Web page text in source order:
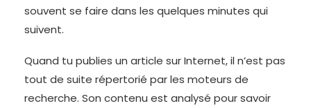
souvent se faire dans les quelques minutes qui
suivent.
Quand tu publies un article sur Internet, il n’est pas
tout de suite répertorié par les moteurs de
recherche. Son contenu est analysé pour savoir